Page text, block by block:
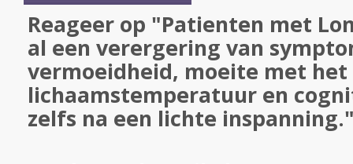
Reageer op "Patienten met
al een verergering van
vermoeidheid, moeite met
lichaamstemperatuur en
zelfs na een lichte